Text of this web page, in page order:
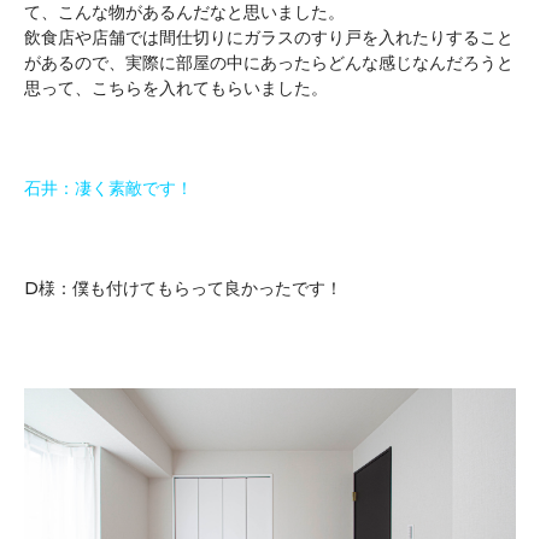
て、こんな物があるんだなと思いました。
飲食店や店舗では間仕切りにガラスのすり戸を入れたりすること
があるので、実際に部屋の中にあったらどんな感じなんだろうと
思って、こちらを入れてもらいました。
石井：凄く素敵です！
D様：僕も付けてもらって良かったです！